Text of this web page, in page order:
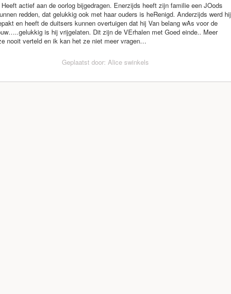
actief aan de oorlog bijgedragen. Enerzijds heeft zijn familie een JOods
redden, dat gelukkig ook met haar ouders is heRenigd. Anderzijds werd hij
en heeft de duitsers kunnen overtuigen dat hij Van belang wAs voor de
is hij vrijgelaten. Dit zijn de VErhalen met Goed einde.. Meer
nooit verteld en ik kan het ze niet meer vragen…
Geplaatst door: Alice swinkels